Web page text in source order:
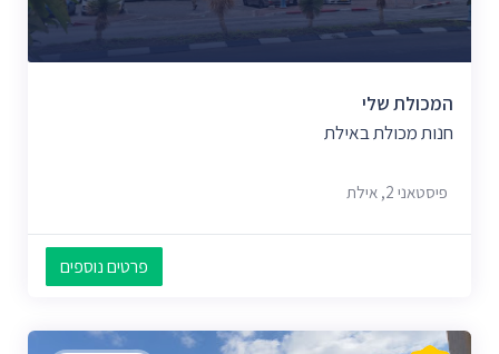
המכולת שלי
חנות מכולת באילת
פיסטאני 2, אילת
פרטים נוספים